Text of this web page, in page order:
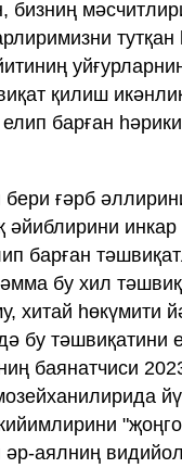
бизниң
тутқан
қилиш
барған
ғәрб
әйиблирини
бу хил
хитай һөкүмити
бу тәшвиқатини
баянатчиси